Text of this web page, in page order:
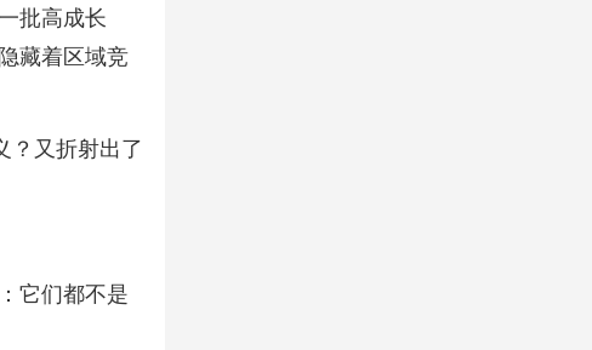
批高成长
藏着区域竞
？又折射出了
它们都不是